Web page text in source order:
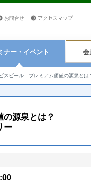
お問合せ アクセスマップ
ナー・イベント 会
スビール プレミアム価値の源泉とは
源泉とは？
ー